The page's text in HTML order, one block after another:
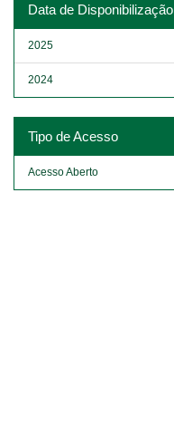
Data de Disponibilização
2025
2024
Tipo de Acesso
Acesso Aberto